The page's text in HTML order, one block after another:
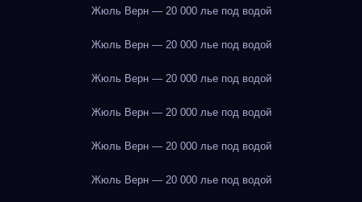
Жюль Верн — 20 000 лье под водой
Жюль Верн — 20 000 лье под водой
Жюль Верн — 20 000 лье под водой
Жюль Верн — 20 000 лье под водой
Жюль Верн — 20 000 лье под водой
Жюль Верн — 20 000 лье под водой